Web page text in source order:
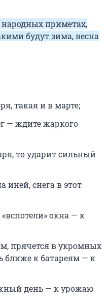
приметах,
будут зима, весна
такая и в марте;
— ждите жаркого
то ударит сильный
иней, снега в этот
окна — к
прячется в укромных
ближе к батареям — к
день — к урожаю